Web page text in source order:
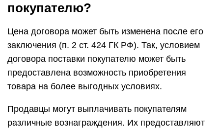
покупателю?
Цена договора может быть изменена после его
заключения (п. 2 ст. 424 ГК РФ). Так, условием
договора поставки покупателю может быть
предоставлена возможность приобретения
товара на более выгодных условиях.
Продавцы могут выплачивать покупателям
различные вознаграждения. Их предоставляют